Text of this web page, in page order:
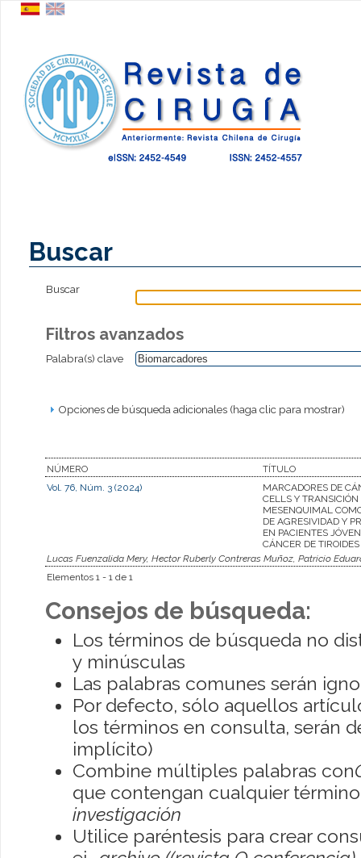
Buscar
Buscar
Filtros avanzados
Palabra(s) clave
Opciones de búsqueda adicionales (haga clic para mostrar)
NÚMERO
TÍTULO
Vol. 76, Núm. 3 (2024)
MARCADORES DE
CELLS Y TRANSICIÓN
MESENQUIMAL
DE AGRESIVIDAD Y
EN PACIENTES
CÁNCER DE TIROIDES
Lucas Fuenzalida Mery, Hector Ruberly Contreras Muñoz, Patricio
Elementos 1 - 1 de 1
Consejos de búsqueda:
Los términos de búsqueda no
y minúsculas
Las palabras comunes serán
Por defecto, sólo aquellos
los términos en consulta, serán
implícito)
Combine múltiples palabras con
que contengan cualquier
investigación
Utilice paréntesis para crear